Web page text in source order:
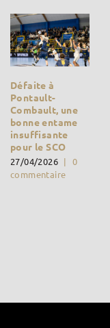
Défaite à
Pontault-
Combault, une
bonne entame
insuffisante
pour le SCO
27/04/2026 |
0
commentaire